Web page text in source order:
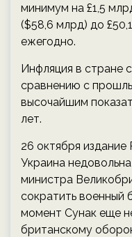
минимум на £1,5
($58,6 млрд) до
ежегодно.
Инфляция в стране
сравнению с
высочайшим
лет.
26 октября
Украина
министра
сократить
момент Сунак еще
британскому